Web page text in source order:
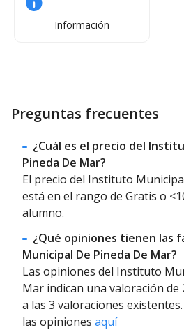
Información
Preguntas frecuentes
¿Cuál es el precio del
Pineda De Mar?
El precio del Instituto
está en el rango de Gratis o
alumno.
¿Qué opiniones tienen las
Municipal De Pineda De Mar?
Las opiniones del Instituto
Mar indican una valoración de
a las 3 valoraciones
las opiniones aquí